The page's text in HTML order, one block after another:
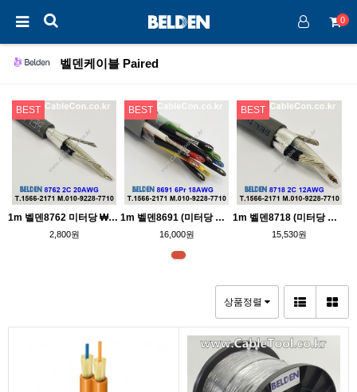
0
벨덴케이블 Paired
BEST
1m 벨덴8762 미터당 ₩2,800 벨덴케이블 8762 BELDEN 8762 2C 20AWG 라인레벨
2,800원
BEST
1m 벨덴8691 (미터당 ₩16,000) 벨덴케이블 8691 BELDEN 8691 6Pr 18AWG UL/CSA 300V계장용Paired (크롬)
16,000원
BEST
1m 벨덴8718 (미터당 ₩15,530) 벨덴케이블 8718 BELDEN 8718 2C 12AWG 주석도금 UL/CSA 600V제어용 Paired (크롬)
15,530원
상품정렬